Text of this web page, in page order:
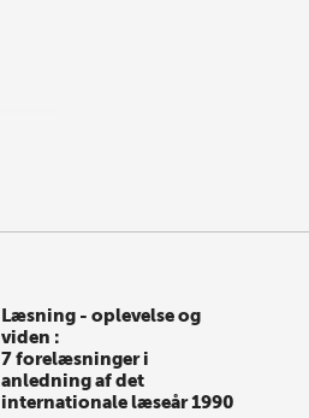
Læsning - oplevelse og
viden :
7 forelæsninger i
anledning af det
internationale læseår 1990